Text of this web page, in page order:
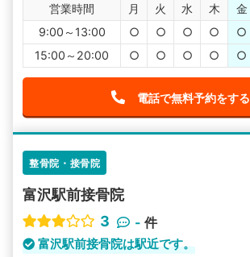
営業時間 月 火 水 木 金
9:00～13:00
○ ○ ○ ○ ○
15:00～20:00
○ ○ ○ ○ ○
電話で無料予約をする
整骨院・接骨院
富沢駅前接骨院
3
- 件
富沢駅前接骨院は駅近です。